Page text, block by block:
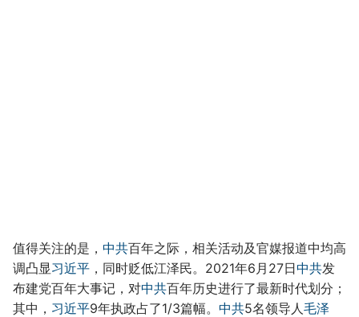
值得关注的是， 中共百年之际，相关活动及官媒报道中均高
调凸显习近平 ，同时贬低江泽民。2021年6月27日中共发
布建党百年大事记，对中共百年历史进行了最新时代划分；
其中， 习近平9年执政占了1/3篇幅。 中共5名领导人 毛泽